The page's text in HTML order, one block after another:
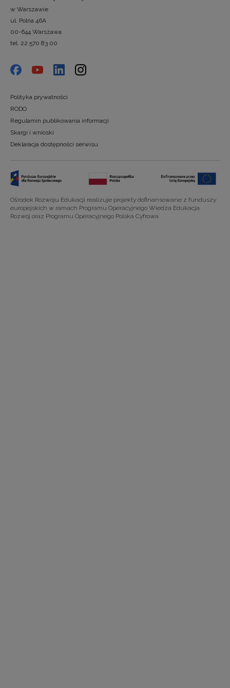
w Warszawie
ul. Polna 46A
00-644 Warszawa
tel. 22 570 83 00
Polityka prywatności
RODO
Regulamin publikowania informacji
Skargi i wnioski
Deklaracja dostępności serwisu
Ośrodek Rozwoju Edukacji realizuje projekty dofinansowane z funduszy
europejskich w ramach Programu Operacyjnego Wiedza Edukacja
Rozwój oraz Programu Operacyjnego Polska Cyfrowa